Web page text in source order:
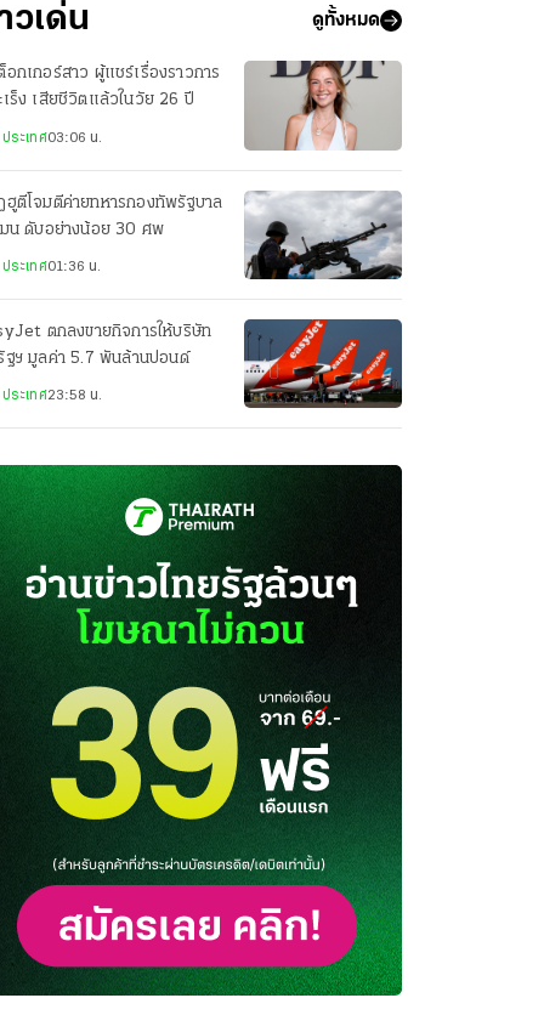
วเด่น ดูทั้งหมด
อกเกอร์สาว ผู้แชร์เรื่องราวการ
เร็ง เสียชีวิตแล้วในวัย 26 ปี
ระเทศ03:06 น.
ฮูตีโจมตีค่ายทหารกองทัพรัฐบาล
มน ดับอย่างน้อย 30 ศพ
ระเทศ01:36 น.
ตกลงขายกิจการให้บริษัท
ฐฯ มูลค่า 5.7 พันล้านปอนด์
ระเทศ23:58 น.